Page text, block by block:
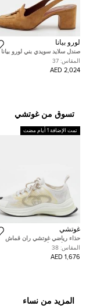
لورو بيانا
صندل سلايد سويدي بني لورو بيانا
مزين دلايات مقاس 37
المقاس: 37
2,024 AED
تسوق من غوتشي
تمت الإضافة 1 أيام مضت
غوتشي
حذاء رياضي غوتشي ران قماش
محبوك أبيض/أزرق بعنق منخفض
مقاس 38.5
المقاس: 38
1,676 AED
المزيد من نساء